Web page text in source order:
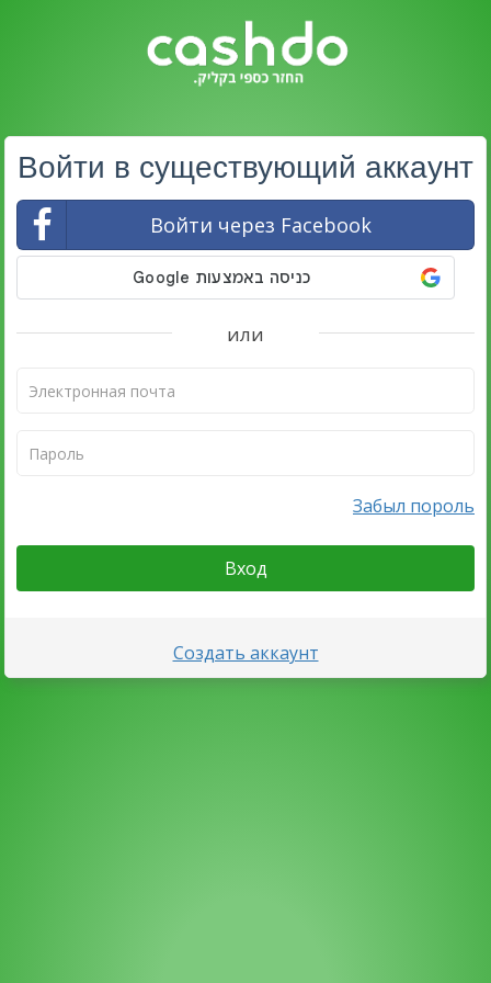
Войти в существующий аккаунт
Войти через Facebook
или
Забыл пороль
Вход
Создать аккаунт